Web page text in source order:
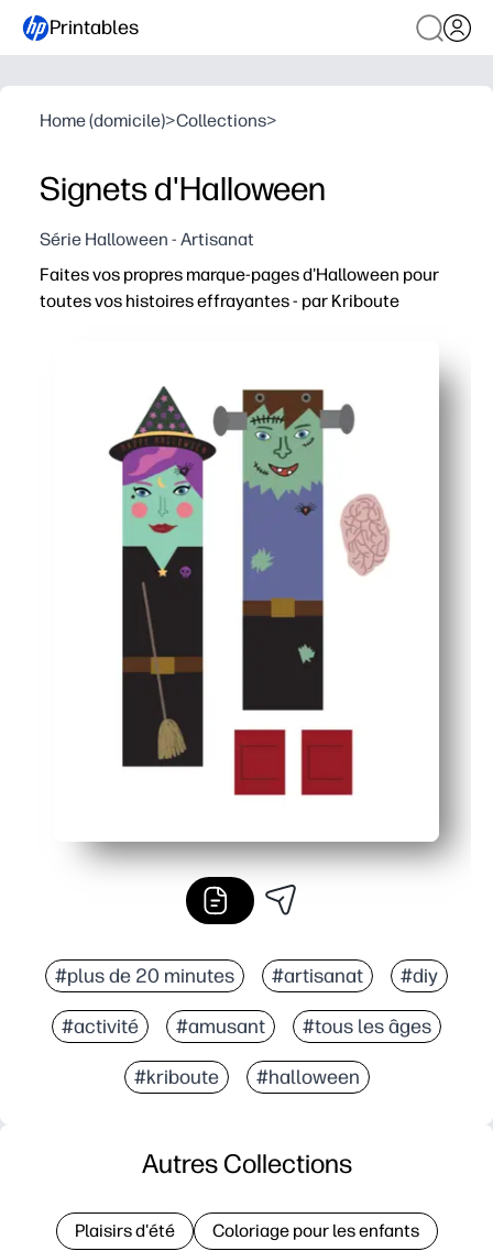
Printables
Home (domicile)>Collections>
Signets d'Halloween
Série Halloween - Artisanat
Faites vos propres marque-pages d'Halloween pour
toutes vos histoires effrayantes - par Kriboute
#plus de 20 minutes #artisanat #diy
#activité #amusant #tous les âges
#kriboute #halloween
Autres Collections
Plaisirs d'été Coloriage pour les enfants